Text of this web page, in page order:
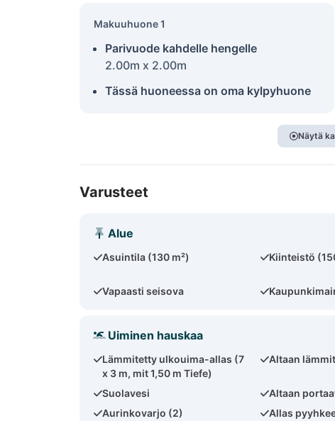
Makuuhuone 1
Parivuode kahdelle hengelle
2.00m x 2.00m
Tässä huoneessa on oma kylpyhuone
Näytä
Varusteet
Alue
Asuintila (130 m²) Kiinteistö
Vapaasti seisova
Uiminen hauskaa
Lämmitetty ulkouima-allas (7
x 3 m, mit 1,50 m Tiefe)
Altaan
Suolavesi
Altaan
Aurinkovarjo (2)
Allas